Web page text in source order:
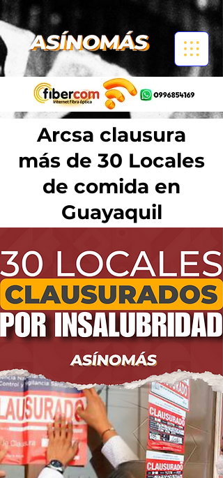
Arcsa clausura
más de 30 Locales
de comida en
Guayaquil